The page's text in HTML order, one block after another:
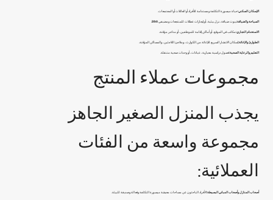
الإسكان السكني:حياة ميسورة التكلفة ومستدامة للأفراد أو العائلات أو المجتمعات.
السياحة والضيافة:بيوت ضيافة، نزل بيئية، أو إيجارات عطلات للمنتجعات ومضيفي Airbnb.
الاستخدام التجاري:مكاتب في الموقع، أو أماكن إقامة للموظفين، أو متاجر مؤقتة.
الطوارئ والإغاثة:إسكان الانتشار السريع للإغاثة من الكوارث، وملاجئ اللاجئين، والمساكن المؤقتة.
التعليم والرعاية الصحية:فصول دراسية معيارية، عيادات، أو وحدات صحية متنقلة.
مجموعات عملاء المنتج
يجذب المنزل الصغير الجاهز
مجموعة واسعة من الفئات
العملائية:
أصحاب المنازل وأصحاب المباني البسيطة:الأفراد الباحثون عن مساحات معيشة ميسورة التكلفة وفعالة وصديقة للبيئة.